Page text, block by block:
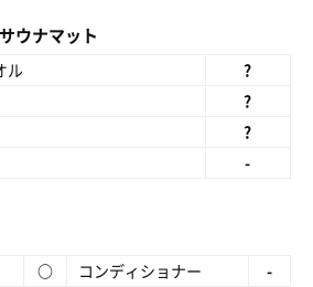
ウナマット
ル
?
?
?
-
○ コンディショナー
-